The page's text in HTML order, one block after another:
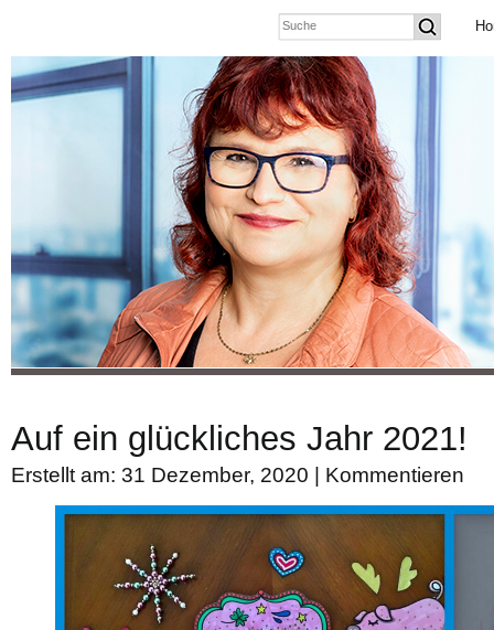
Auf ein glückliches Jahr 2021!
Erstellt am: 31 Dezember, 2020 | Kommentieren